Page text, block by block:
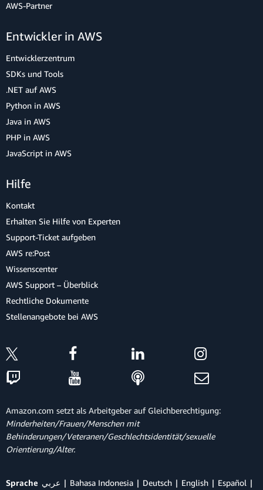
AWS-Partner
Entwickler in AWS
Entwicklerzentrum
SDKs und Tools
.NET auf AWS
Python in AWS
Java in AWS
PHP in AWS
JavaScript in AWS
Hilfe
Kontakt
Erhalten Sie Hilfe von Experten
Support-Ticket aufgeben
AWS re:Post
Wissenscenter
AWS Support – Überblick
Rechtliche Dokumente
Stellenangebote bei AWS
Amazon.com setzt als Arbeitgeber auf Gleichberechtigung:
Minderheiten/Frauen/Menschen mit
Behinderungen/Veteranen/Geschlechtsidentität/sexuelle
Orientierung/Alter.
Sprache عربي Bahasa Indonesia Deutsch English Español